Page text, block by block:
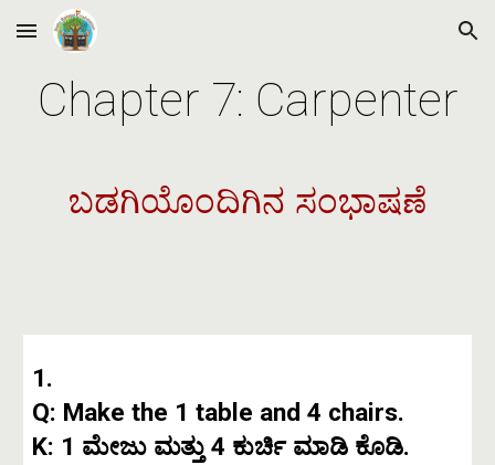
Skip to main content Skip to navigation
Chapter 7: Carpenter
ಬಡಗಿಯೊಂದಿಗಿನ ಸಂಭಾಷಣೆ
1.
Q: Make the 1 table and 4 chairs.
K: 1 ಮೇಜು ಮತ್ತು 4 ಕುರ್ಚಿ ಮಾಡಿ ಕೊಡಿ.